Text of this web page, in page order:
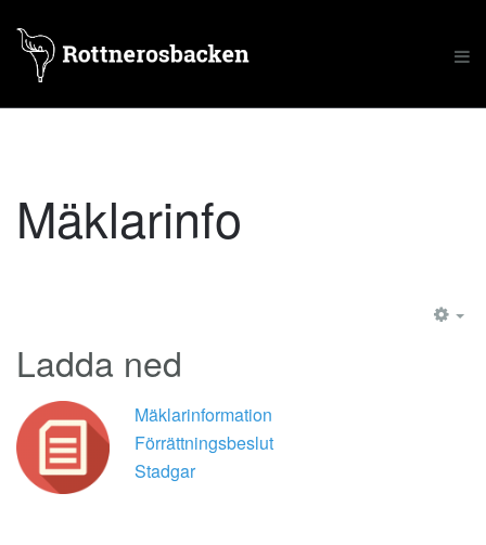
Mäklarinfo
Ladda ned
Mäklarinformation
Förrättningsbeslut
Stadgar